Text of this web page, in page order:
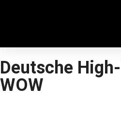
Deutsche
WOW